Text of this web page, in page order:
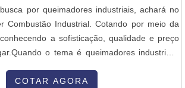
por queimadores industriais, achará no
Combustão Industrial. Cotando por meio da
a sofisticação, qualidade e preço
o tema é queimadores industriais,
custo-benefício e alinhamento com as
COTAR AGORA